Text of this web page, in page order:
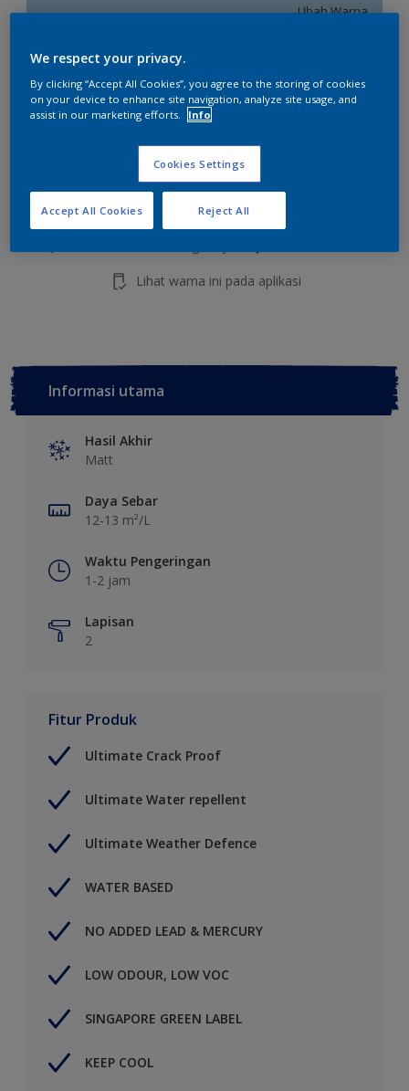
Ubah Warna
Ukuran
20 L
Kalkulator cat
Hitung
Lihat warna ini pada aplikasi
Informasi utama
Hasil Akhir
Matt
Daya Sebar
12-13 m²/L
Waktu Pengeringan
1-2 jam
Lapisan
2
Fitur Produk
Ultimate Crack Proof
Ultimate Water repellent
Ultimate Weather Defence
WATER BASED
NO ADDED LEAD & MERCURY
LOW ODOUR, LOW VOC
SINGAPORE GREEN LABEL
KEEP COOL
We respect your privacy.
By clicking “Accept All Cookies”, you agree to the storing of cookies
on your device to enhance site navigation, analyze site usage, and
assist in our marketing efforts.
Info
Cookies Settings
Reject All
Accept All Cookies